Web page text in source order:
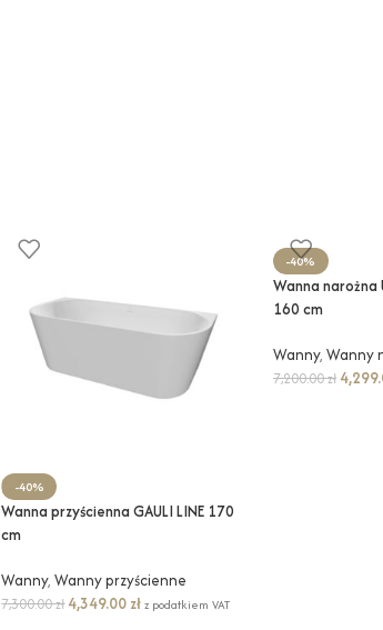
-40%
Wanna przyścienna GAULI LINE 170
cm
Wanny, Wanny przyścienne
7,300.00zł4,349.00 zł z podatkiem VAT
-40%
Wanna narożna
160 cm
Wanny, Wanny
7,200.00zł